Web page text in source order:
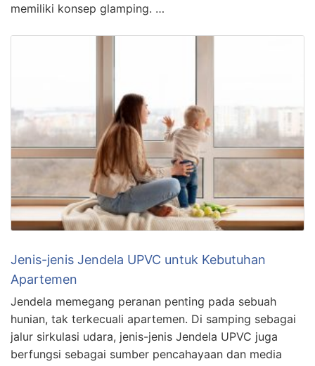
memiliki konsep glamping. …
Jenis-jenis Jendela UPVC untuk Kebutuhan
Apartemen
Jendela memegang peranan penting pada sebuah
hunian, tak terkecuali apartemen. Di samping sebagai
jalur sirkulasi udara, jenis-jenis Jendela UPVC juga
berfungsi sebagai sumber pencahayaan dan media